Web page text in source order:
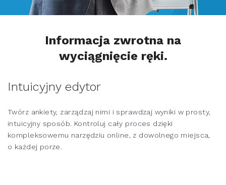
Informacja zwrotna na
wyciągnięcie ręki.
Intuicyjny edytor
Twórz ankiety, zarządzaj nimi i sprawdzaj wyniki w prosty,
intuicyjny sposób. Kontroluj cały proces dzięki
kompleksowemu narzędziu online, z dowolnego miejsca,
o każdej porze.